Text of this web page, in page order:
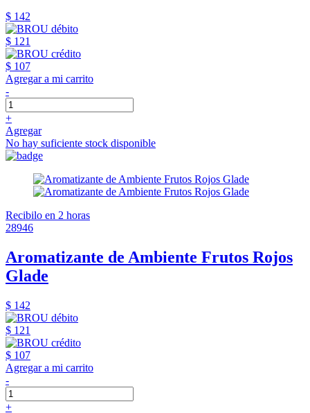
$ 142
$ 121
$ 107
Agregar a mi carrito
-
+
Agregar
No hay suficiente stock disponible
Recibilo en 2 horas
28946
Aromatizante de Ambiente Frutos Rojos
Glade
$ 142
$ 121
$ 107
Agregar a mi carrito
-
+